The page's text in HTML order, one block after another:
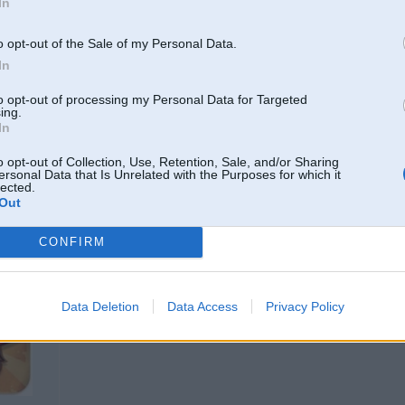
opt-out of the Sale of my Personal Data.
opt-out of processing my Personal Data for Targeted
opt-out of Collection, Use, Retention, Sale, and/or Sharing
Data that Is Unrelated with the Purposes for which it
CONFIRM
Data Deletion Data Access Privacy Policy
23 Feb 2012, 13:33:38 ramex rakstīja:
Vai viegli būt jaunam tiešām ļoti skatāms gabals. Pats kādu laiku atpakaļ